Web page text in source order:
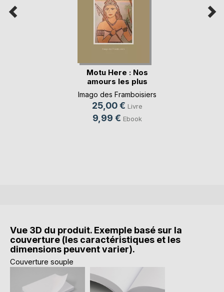
Motu Here : Nos
amours les plus
belles
Imago des Framboisiers
25,00 € Livre
9,99 € Ebook
Vue 3D du produit. Exemple basé sur la
couverture (les caractéristiques et les
dimensions peuvent varier).
Couverture souple